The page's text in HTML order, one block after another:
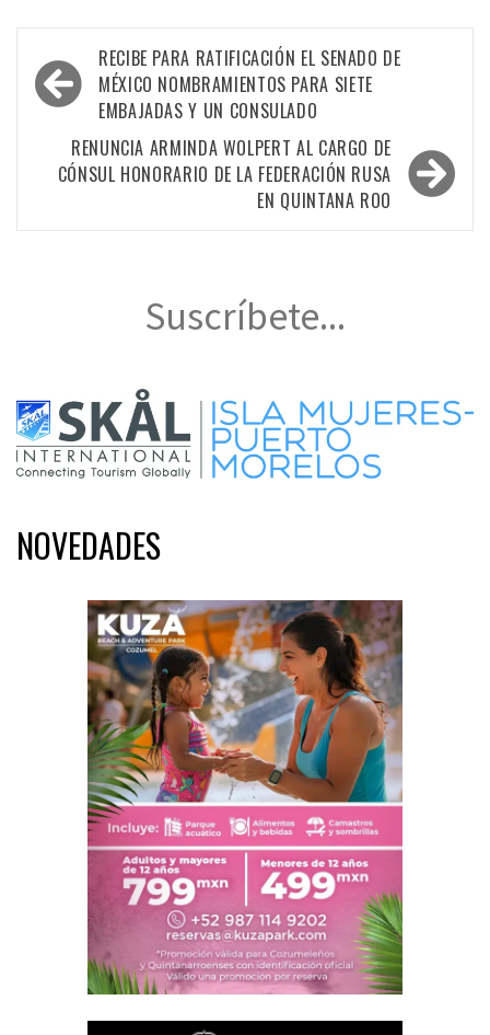
Navegación
de
entradas
RECIBE PARA RATIFICACIÓN EL SENADO DE
MÉXICO NOMBRAMIENTOS PARA SIETE
EMBAJADAS Y UN CONSULADO
RENUNCIA ARMINDA WOLPERT AL CARGO DE
CÓNSUL HONORARIO DE LA FEDERACIÓN RUSA
EN QUINTANA ROO
Suscríbete...
NOVEDADES